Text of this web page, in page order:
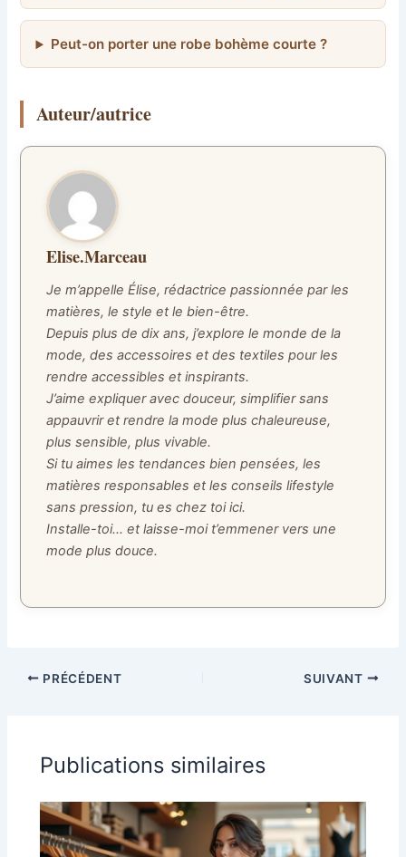
Peut-on porter une robe bohème courte ?
Auteur/autrice
Elise.Marceau
Je m’appelle Élise, rédactrice passionnée par les
matières, le style et le bien-être.
Depuis plus de dix ans, j’explore le monde de la
mode, des accessoires et des textiles pour les
rendre accessibles et inspirants.
J’aime expliquer avec douceur, simplifier sans
appauvrir et rendre la mode plus chaleureuse,
plus sensible, plus vivable.
Si tu aimes les tendances bien pensées, les
matières responsables et les conseils lifestyle
sans pression, tu es chez toi ici.
Installe-toi… et laisse-moi t’emmener vers une
mode plus douce.
PRÉCÉDENT SUIVANT
Publications similaires